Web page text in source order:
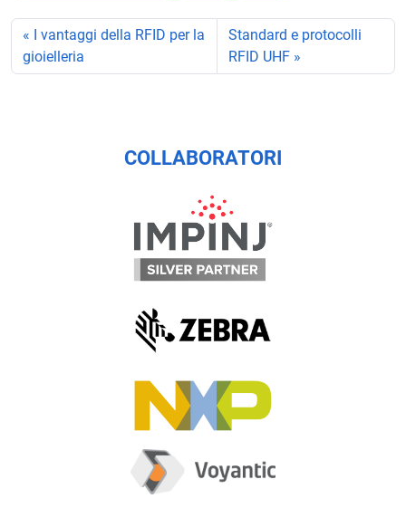
I vantaggi della RFID per la
gioielleria
Standard e protocolli
RFID UHF
COLLABORATORI